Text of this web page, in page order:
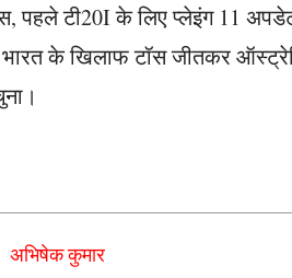
पहले टी20I के लिए प्लेइंग 11
के खिलाफ टॉस जीतकर
अभिषेक कुमार